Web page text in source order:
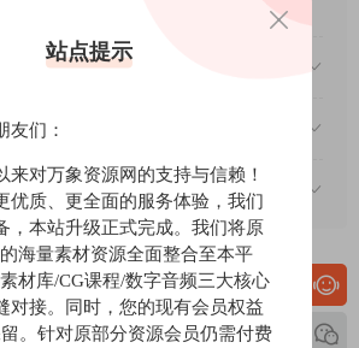
开通VIP会员？
者借给别人用吗？
间查询？
0 0
站点提示
友们：
来对万象资源网的支持与信赖！
优质、更全面的服务体验，我们
，本站升级正式完成。我们将原
海量素材资源全面整合至本平
材库/CG课程/数字音频三大核心
对接。同时，您的现有会员权益
。针对原部分资源会员仍需付费